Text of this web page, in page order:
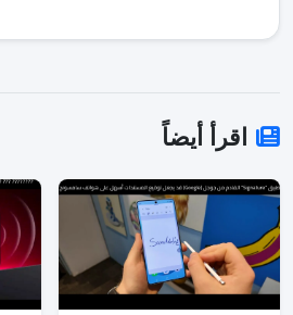
اقرأ أيضاً